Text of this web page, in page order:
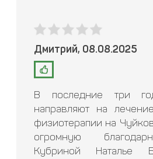
Дмитрий, 08.08.2025
В последние три
направляют на
физиотерапии на
огромную
Кубриной Наталье